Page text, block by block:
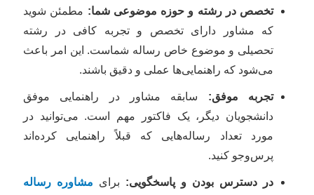
تخصص در رشته و حوزه موضوعی شما:مطمئن شوید
که مشاور دارای تخصص و تجربه کافی در رشته
تحصیلی و موضوع خاص رساله شماست. این امر باعث
می‌شود که راهنمایی‌ها عملی و دقیق باشند.
تجربه موفق:سابقه مشاور در راهنمایی موفق
دانشجویان دیگر، یک فاکتور مهم است. می‌توانید در
مورد تعداد رساله‌هایی که قبلاً راهنمایی کرده‌اند
پرس‌و‌جو کنید.
در دسترس بودن و پاسخگویی:برایمشاوره رساله